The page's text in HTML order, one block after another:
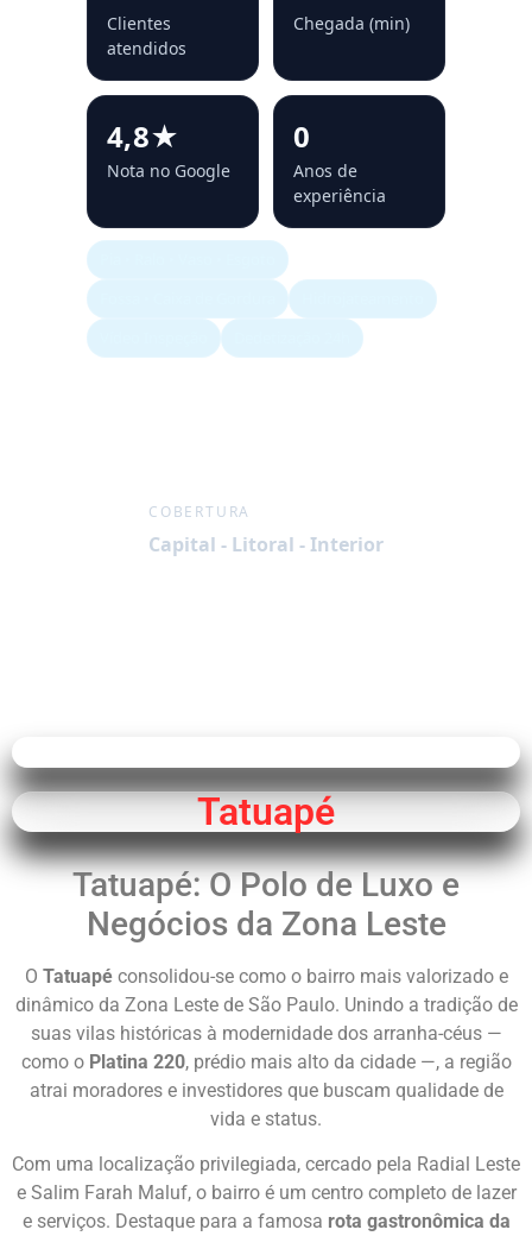
Clientes
atendidos
Chegada (min)
4,8★
Nota no Google
0
Anos de
experiência
COBERTURA
Capital - Litoral - Interior
Tatuapé
Tatuapé: O Polo de Luxo e
Negócios da Zona Leste
O Tatuapéconsolidou-se como o bairro mais valorizado e
dinâmico da Zona Leste de São Paulo. Unindo a tradição de
suas vilas históricas à modernidade dos arranha-céus —
como o Platina 220, prédio mais alto da cidade —, a região
atrai moradores e investidores que buscam qualidade de
vida e status.
Com uma localização privilegiada, cercado pela Radial Leste
e Salim Farah Maluf, o bairro é um centro completo de lazer
e serviços. Destaque para a famosa rota gastronômica da